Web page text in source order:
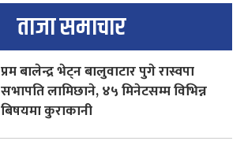
ताजा समाचार
प्रम बालेन्द्र भेट्न बालुवाटार पुगे रास्वपा
सभापति लामिछाने, ४५ मिनेटसम्म विभिन्न
बिषयमा कुराकानी